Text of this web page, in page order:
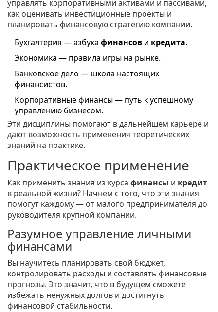
управлять корпоративными активами и пассивами,
как оценивать инвестиционные проекты и
планировать финансовую стратегию компании.
Бухгалтерия — азбука финансов и кредита.
Экономика — правила игры на рынке.
Банковское дело — школа настоящих
финансистов.
Корпоративные финансы — путь к успешному
управлению бизнесом.
Эти дисциплины помогают в дальнейшем карьере и
дают возможность применения теоретических
знаний на практике.
Практическое применение
Как применить знания из курса финансы и кредит
в реальной жизни? Начнем с того, что эти знания
помогут каждому — от малого предпринимателя до
руководителя крупной компании.
Разумное управление личными
финансами
Вы научитесь планировать свой бюджет,
контролировать расходы и составлять финансовые
прогнозы. Это значит, что в будущем сможете
избежать ненужных долгов и достигнуть
финансовой стабильности.